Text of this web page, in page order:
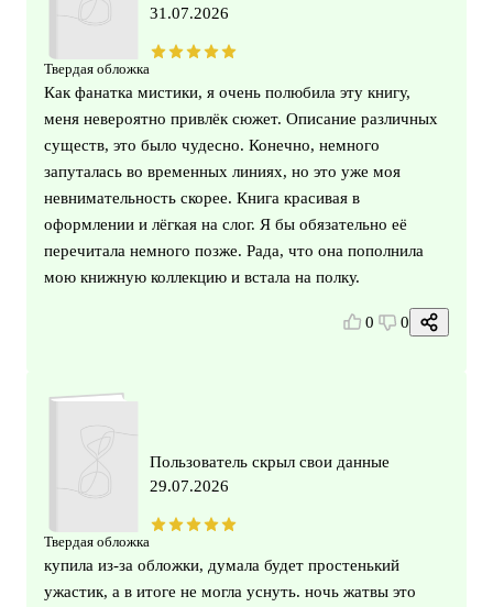
Твердая обложка
31.07.2026
Как фанатка мистики, я очень полюбила эту книгу,
меня невероятно привлёк сюжет. Описание различных
существ, это было чудесно. Конечно, немного
запуталась во временных линиях, но это уже моя
невнимательность скорее. Книга красивая в
оформлении и лёгкая на слог. Я бы обязательно её
перечитала немного позже. Рада, что она пополнила
мою книжную коллекцию и встала на полку.
0 0
Твердая обложка
Пользователь скрыл свои данные
29.07.2026
купила из-за обложки, думала будет простенький
ужастик, а в итоге не могла уснуть. ночь жатвы это